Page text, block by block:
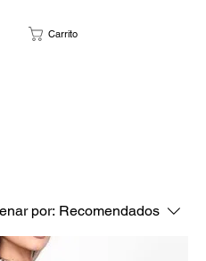
Carrito
por: Recomendados